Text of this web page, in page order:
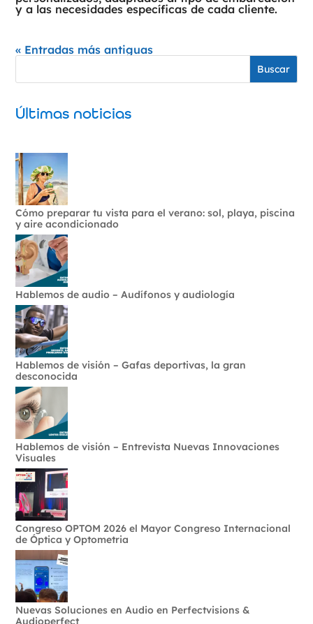
y a las necesidades específicas de cada cliente.
« Entradas más antiguas
Buscar
Últimas noticias
Cómo preparar tu vista para el verano: sol, playa, piscina
y aire acondicionado
Hablemos de audio – Audífonos y audiología
Hablemos de visión – Gafas deportivas, la gran
desconocida
Hablemos de visión – Entrevista Nuevas Innovaciones
Visuales
Congreso OPTOM 2026 el Mayor Congreso Internacional
de Óptica y Optometria
Nuevas Soluciones en Audio en Perfectvisions &